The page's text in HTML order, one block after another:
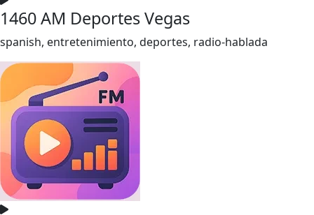
1460 AM Deportes Vegas
spanish, entretenimiento, deportes, radio-hablada